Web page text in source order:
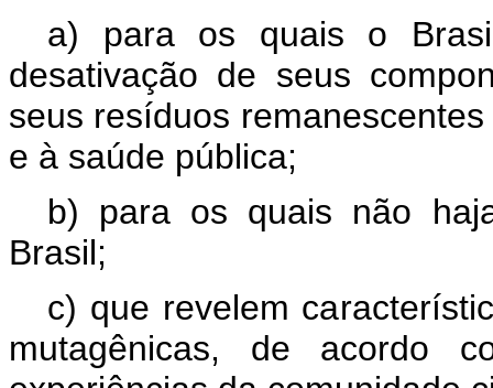
a) para os quais o
desativação de seus
seus resíduos
e à saúde pública;
b) para os quais não
Brasil;
c) que revelem
mutagênicas, de acordo